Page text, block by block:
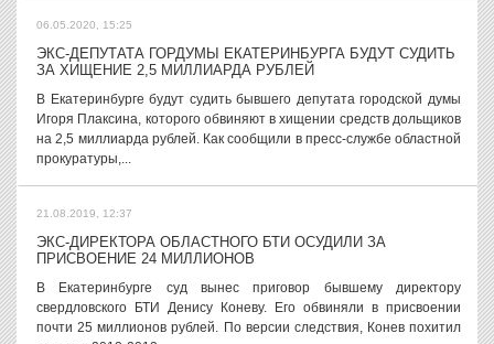
06.05.2020, 15:25
ЭКС-ДЕПУТАТА ГОРДУМЫ ЕКАТЕРИНБУРГА БУДУТ СУДИТЬ
ЗА ХИЩЕНИЕ 2,5 МИЛЛИАРДА РУБЛЕЙ
В Екатеринбурге будут судить бывшего депутата городской думы
Игоря Плаксина, которого обвиняют в хищении средств дольщиков
на 2,5 миллиарда рублей. Как сообщили в пресс-службе областной
прокуратуры,...
21.08.2019, 12:37
ЭКС-ДИРЕКТОРА ОБЛАСТНОГО БТИ ОСУДИЛИ ЗА
ПРИСВОЕНИЕ 24 МИЛЛИОНОВ
В Екатеринбурге суд вынес приговор бывшему директору
свердловского БТИ Денису Коневу. Его обвиняли в присвоении
почти 25 миллионов рублей. По версии следствия, Конев похитил